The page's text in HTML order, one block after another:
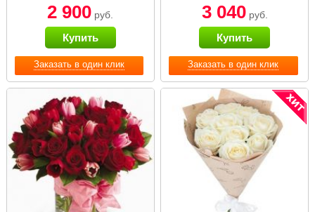
Заказать в один клик
2 900 руб.
Купить
Заказать в один клик
3 040руб.
Купить